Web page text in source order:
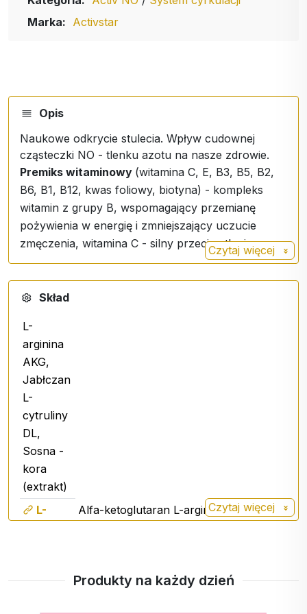
Marka: Activstar
Opis
Naukowe odkrycie stulecia. Wpływ cudownej
cząsteczki NO - tlenku azotu na nasze zdrowie.
Premiks witaminowy (witamina C, E, B3, B5, B2,
B6, B1, B12, kwas foliowy, biotyna) - kompleks
witamin z grupy B, wspomagający przemianę
pożywienia w energię i zmniejszający uczucie
zmęczenia, witamina C - silny przeciwutleniacz.
Czytaj więcej
Skład
L-
arginina
AKG,
Jabłczan
L-
cytruliny
DL,
Sosna -
kora
(extrakt)
L-
Alfa-ketoglutaran L-argininy jest
produkcji tlenku azotu NO w
Czytaj więcej
Produkty na każdy dzień